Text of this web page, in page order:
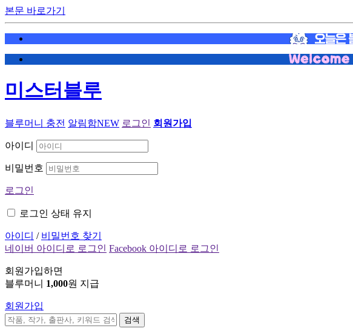
본문 바로가기
미스터블루
블루머니 충전 알림함NEW 로그인 회원가입
아이디
비밀번호
로그인
로그인 상태 유지
아이디 / 비밀번호 찾기
네이버 아이디로 로그인 Facebook 아이디로 로그인
회원가입하면
블루머니 1,000원 지급
회원가입
검색